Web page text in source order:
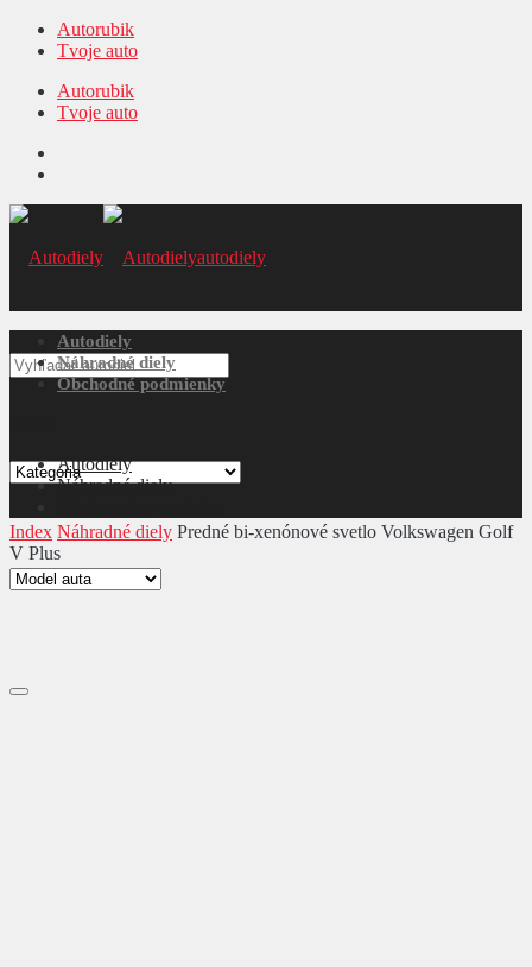
Autorubik
Tvoje auto
Autorubik
Tvoje auto
autodiely
Autodiely
Náhradné diely
Obchodné podmienky
Autodiely
Náhradné diely
Index Náhradné diely Predné bi-xenónové svetlo Volkswagen Golf
V Plus